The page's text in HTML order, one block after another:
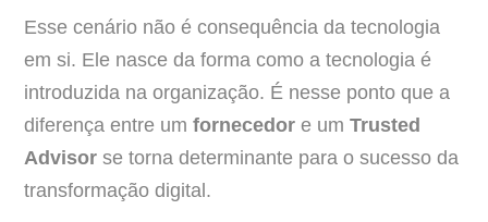
Esse cenário não é consequência da tecnologia
em si. Ele nasce da forma como a tecnologia é
introduzida na organização. É nesse ponto que a
diferença entre um fornecedor e um Trusted
Advisor se torna determinante para o sucesso da
transformação digital.